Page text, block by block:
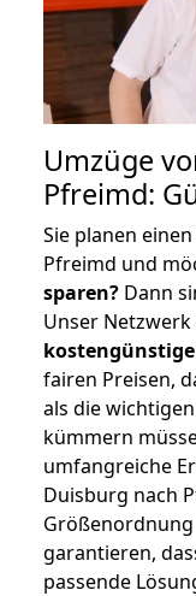
Umzüge
Pfreimd:
Sie planen
Pfreimd und
sparen? Dann
Unser
fairen Preisen,
als die
kümmern
umfangreiche
Duisburg nach
garantieren,
passende